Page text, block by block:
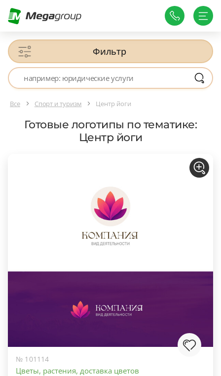
Фильтр
Все Спорт и туризм Центр йоги
Готовые логотипы по тематике:
Центр йоги
№ 101114
Цветы, растения, доставка цветов